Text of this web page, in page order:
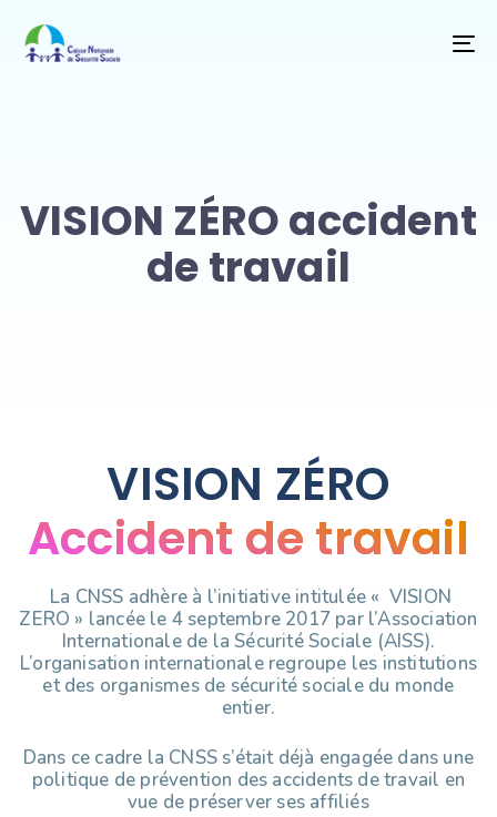
VISION ZÉRO accident
de travail
VISION ZÉRO
Accident de travail
La CNSS adhère à l’initiative intitulée « VISION
ZERO » lancée le 4 septembre 2017 par l’Association
Internationale de la Sécurité Sociale (AISS).
L’organisation internationale regroupe les institutions
et des organismes de sécurité sociale du monde
entier.
Dans ce cadre la CNSS s’était déjà engagée dans une
politique de prévention des accidents de travail en
vue de préserver ses affiliés